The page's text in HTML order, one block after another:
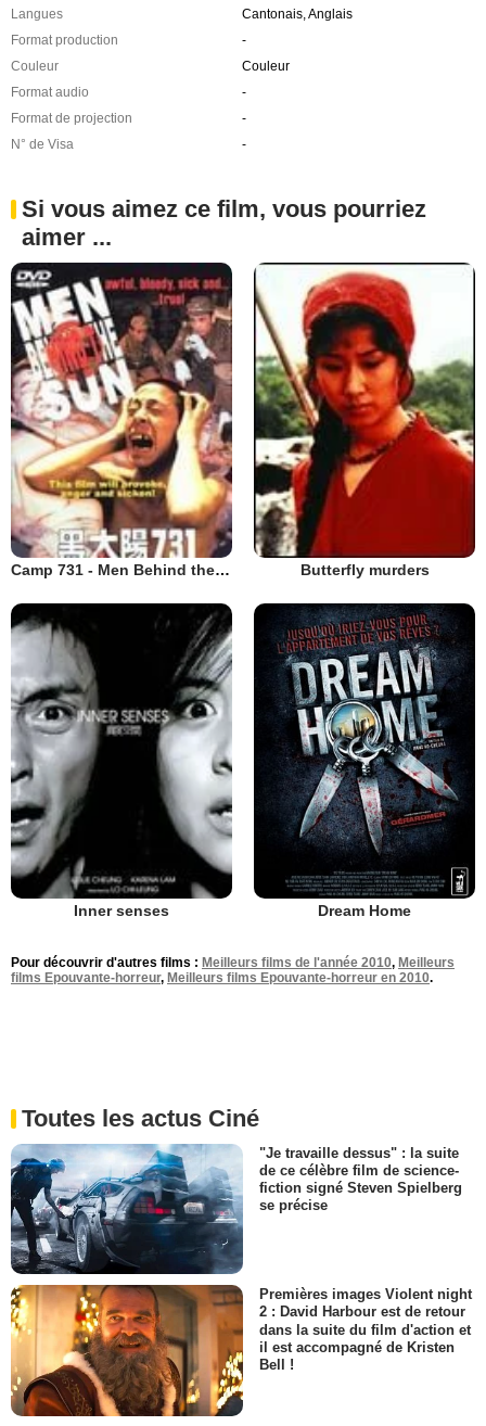
Langues
Cantonais, Anglais
Format production
-
Couleur
Couleur
Format audio
-
Format de projection
-
N° de Visa
-
Si vous aimez ce film, vous pourriez
aimer ...
Camp 731 - Men Behind the Sun Butterfly murders
Inner senses Dream Home
Pour découvrir d'autres films : Meilleurs films de l'année 2010, Meilleurs
films Epouvante-horreur, Meilleurs films Epouvante-horreur en 2010.
Toutes les actus Ciné
"Je travaille dessus" : la suite
de ce célèbre film de science-
fiction signé Steven Spielberg
se précise
Premières images Violent night
2 : David Harbour est de retour
dans la suite du film d'action et
il est accompagné de Kristen
Bell !